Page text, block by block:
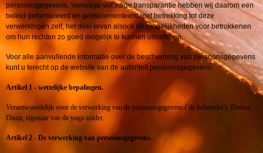
persoonsgegevens. Vanwege volledige transparantie hebben wij daarom een
beleid geformuleerd en geïmplementeerd met betrekking tot deze
verwerkingen zelf, het doel ervan alsook de mogelijkheden voor betrokkenen
om hun rechten zo goed mogelijk te kunnen uitoefenen.
Voor alle aanvullende informatie over de bescherming van persoonsgegevens
kunt u terecht op de website van de autoriteit persoonsgegevens.
Artikel 1 - wettelijke bepalingen.
Verantwoordelijk voor de verwerking van de persoonsgegevens ('de beheerder'): Denise
Disco, eigenaar van de yoga zolder.
Artikel 2 - De verwerking van persoonsgegevens.